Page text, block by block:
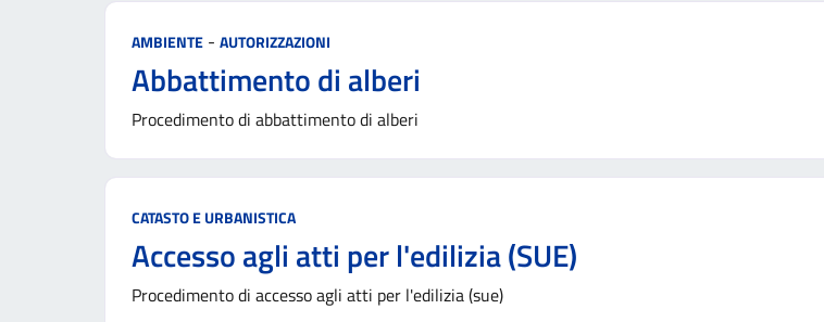
Categoria:
AMBIENTE - AUTORIZZAZIONI
Abbattimento di alberi
Procedimento di abbattimento di alberi
Categoria:
CATASTO E URBANISTICA
Accesso agli atti per l'edilizia (SUE)
Procedimento di accesso agli atti per l'edilizia (sue)